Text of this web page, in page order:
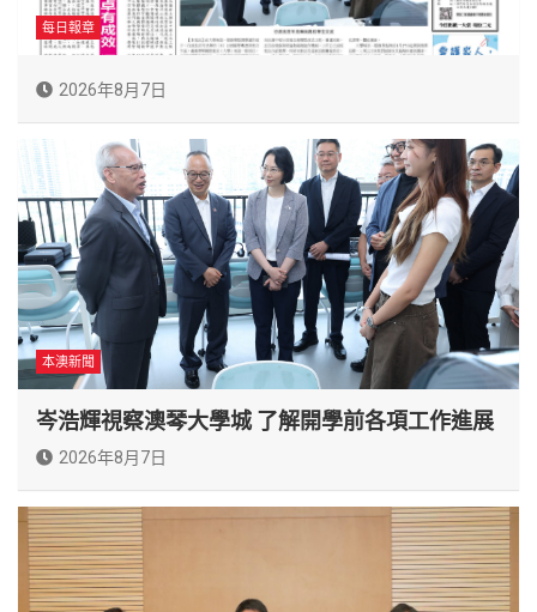
每日報章
2026年8月7日
本澳新聞
岑浩輝視察澳琴大學城 了解開學前各項工作進展
2026年8月7日